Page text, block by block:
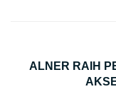
ALNER RAIH